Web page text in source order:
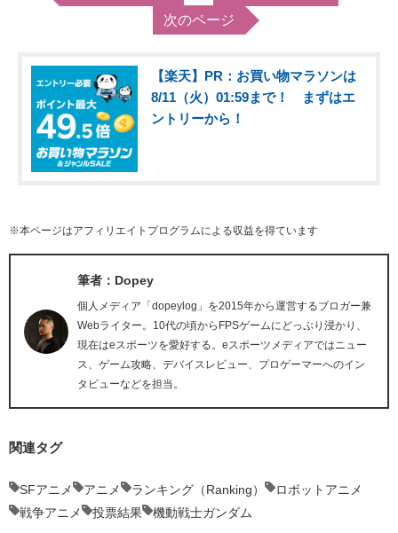
次のページ
【楽天】PR：お買い物マラソンは
8/11（火）01:59まで！ まずはエ
ントリーから！
※本ページはアフィリエイトプログラムによる収益を得ています
筆者：Dopey
個人メディア「dopeylog」を2015年から運営するブロガー兼
Webライター。10代の頃からFPSゲームにどっぷり浸かり、
現在はeスポーツを愛好する。eスポーツメディアではニュー
ス、ゲーム攻略、デバイスレビュー、プロゲーマーへのイン
タビューなどを担当。
関連タグ
SFアニメ アニメ ランキング（Ranking）
ロボットアニメ
戦争アニメ
投票結果 機動戦士ガンダム